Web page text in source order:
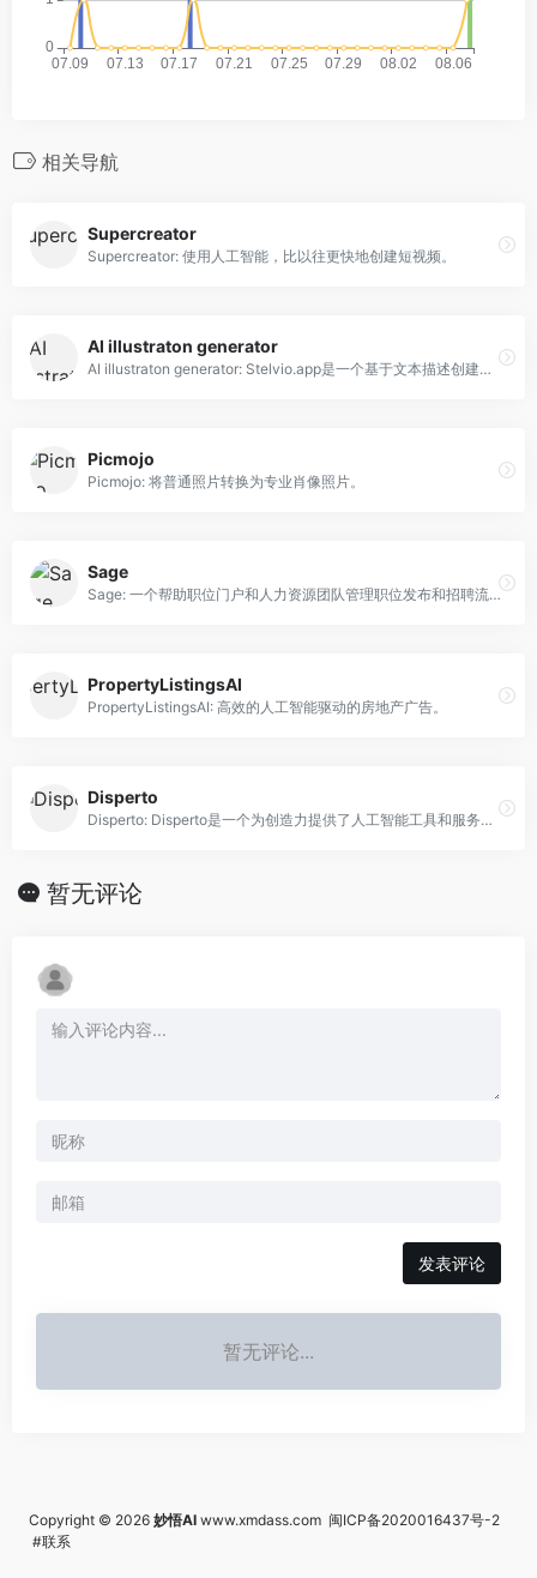
相关导航
Supercreator
Supercreator: 使用人工智能，比以往更快地创建短视频。
AI illustraton generator
AI illustraton generator: Stelvio.app是一个基于文本描述创建定制插图的AI平台。
Picmojo
Picmojo: 将普通照片转换为专业肖像照片。
Sage
Sage: 一个帮助职位门户和人力资源团队管理职位发布和招聘流程的工具。
PropertyListingsAI
PropertyListingsAI: 高效的人工智能驱动的房地产广告。
Disperto
Disperto: Disperto是一个为创造力提供了人工智能工具和服务的AI平台。
暂无评论
发表评论
暂无评论...
Copyright © 2026 妙悟AI www.xmdass.com 闽ICP备2020016437号-2
#联系